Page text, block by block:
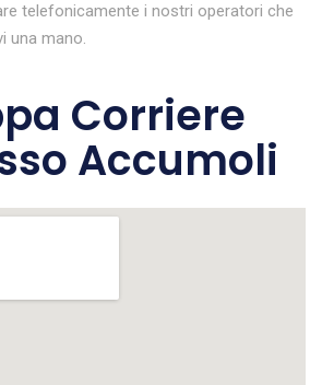
telefonicamente i nostri operatori che
una mano.
Corriere
Accumoli